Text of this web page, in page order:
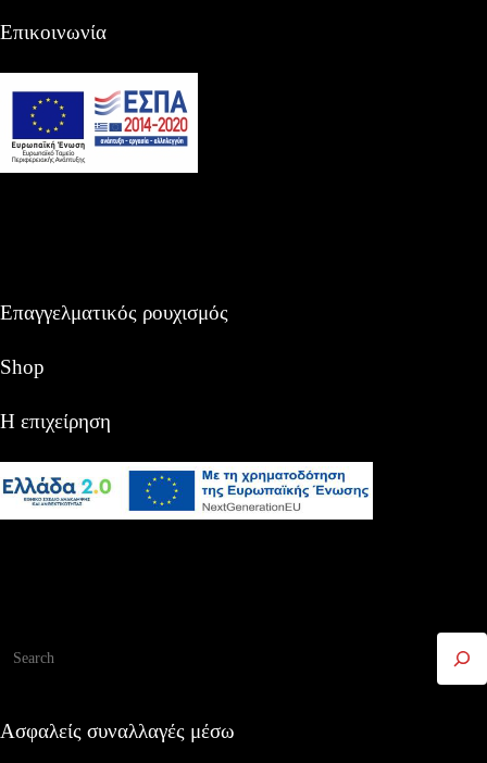
Επικοινωνία
Επαγγελματικός ρουχισμός
Shop
Η επιχείρηση
Ασφαλείς συναλλαγές μέσω